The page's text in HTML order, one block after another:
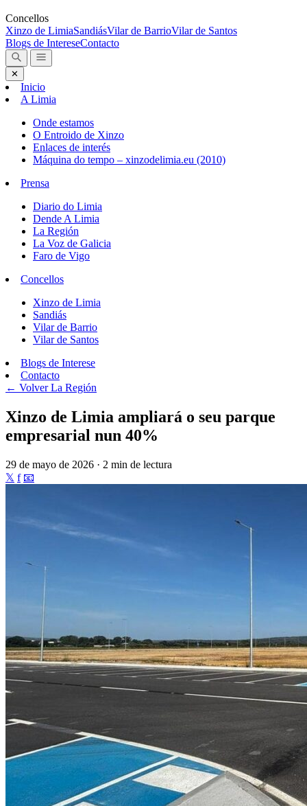
Concellos
Xinzo de LimiaSandiásVilar de BarrioVilar de Santos
Blogs de IntereseContacto
✕
Inicio
A Limia
Onde estamos
O Entroido de Xinzo
Enlaces de interés
Máquina do tempo – xinzodelimia.eu (2010)
Prensa
Diario do Limia
Dende A Limia
La Región
La Voz de Galicia
Faro de Vigo
Concellos
Xinzo de Limia
Sandiás
Vilar de Barrio
Vilar de Santos
Blogs de Interese
Contacto
← VolverLa Región
Xinzo de Limia ampliará o seu parque
empresarial nun 40%
29 de mayo de 2026 · 2 min de lectura
𝕏 f 📧